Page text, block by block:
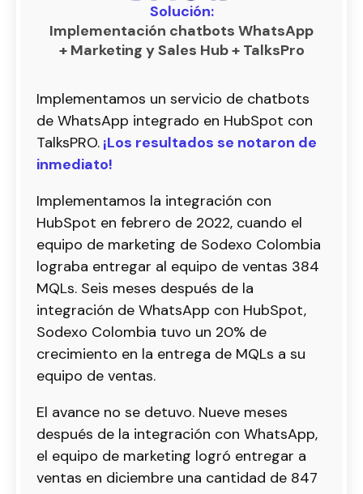
Solución:
Implementación chatbots WhatsApp
+ Marketing y Sales Hub + TalksPro
Implementamos un servicio de chatbots
de WhatsApp integrado en HubSpot con
TalksPRO. ¡Los resultados se notaron de
inmediato!
Implementamos la integración con
HubSpot en febrero de 2022, cuando el
equipo de marketing de Sodexo Colombia
lograba entregar al equipo de ventas 384
MQLs. Seis meses después de la
integración de WhatsApp con HubSpot,
Sodexo Colombia tuvo un 20% de
crecimiento en la entrega de MQLs a su
equipo de ventas.
El avance no se detuvo. Nueve meses
después de la integración con WhatsApp,
el equipo de marketing logró entregar a
ventas en diciembre una cantidad de 847